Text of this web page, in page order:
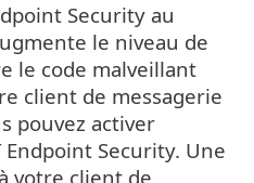
Security au
le niveau de
le code malveillant
client de messagerie
pouvez activer
Endpoint Security. Une
votre client de